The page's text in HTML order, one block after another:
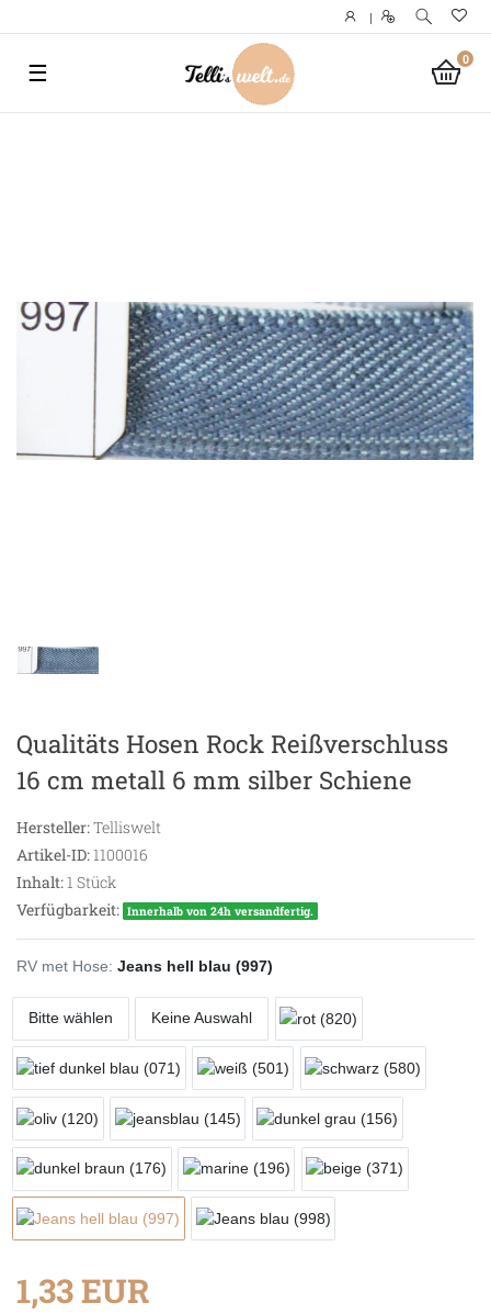
|
0
☰
Qualitäts Hosen Rock Reißverschluss
16 cm metall 6 mm silber Schiene
Hersteller:Telliswelt
Artikel-ID:1100016
Inhalt:1 Stück
Verfügbarkeit: Innerhalb von 24h versandfertig.
RV met Hose: Jeans hell blau (997)
Bitte wählen Keine Auswahl
1,33 EUR